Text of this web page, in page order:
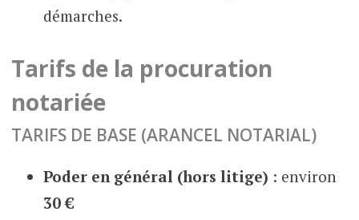
démarches.
Tarifs de la procuration
notariée
TARIFS DE BASE (ARANCEL NOTARIAL)
Poder en général (hors litige) : environ
30 €